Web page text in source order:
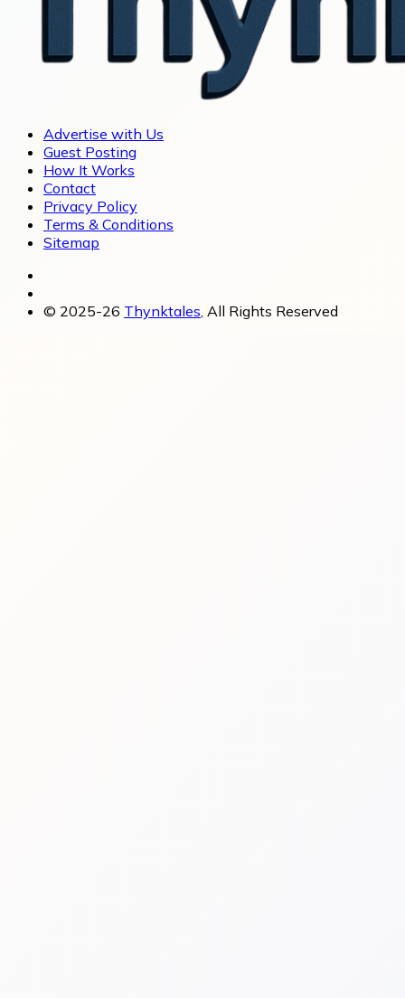
Advertise with Us
Guest Posting
How It Works
Contact
Privacy Policy
Terms & Conditions
Sitemap
© 2025-26 Thynktales , All Rights Reserved